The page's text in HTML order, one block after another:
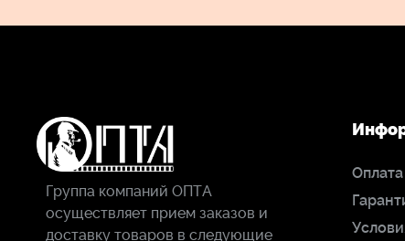
Группа компаний ОПТА
осуществляет прием заказов и
доставку товаров в следующие